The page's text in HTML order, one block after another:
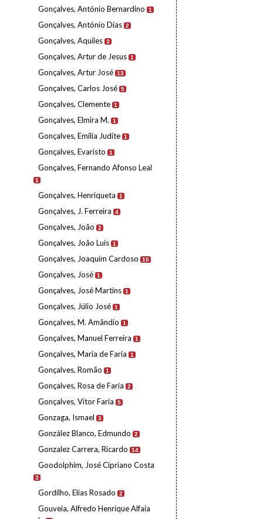
Gonçalves, António Bernardino 1
Gonçalves, António Dias 2
Gonçalves, Aquiles 3
Gonçalves, Artur de Jesus 1
Gonçalves, Artur José 13
Gonçalves, Carlos José 5
Gonçalves, Clemente 1
Gonçalves, Elmira M. 1
Gonçalves, Emília Judite 1
Gonçalves, Evaristo 1
Gonçalves, Fernando Afonso Leal
1
Gonçalves, Henriqueta 1
Gonçalves, J. Ferreira 4
Gonçalves, João 2
Gonçalves, João Luís 1
Gonçalves, Joaquim Cardoso 10
Gonçalves, José 1
Gonçalves, José Martins 1
Gonçalves, Júlio José 1
Gonçalves, M. Amândio 1
Gonçalves, Manuel Ferreira 1
Gonçalves, Maria de Faria 1
Gonçalves, Romão 1
Gonçalves, Rosa de Faria 2
Gonçalves, Vítor Faria 5
Gonzaga, Ismael 3
González Blanco, Edmundo 2
Gonzalez Carrera, Ricardo 14
Goodolphim, José Cipriano Costa
3
Gordilho, Elias Rosado 2
Gouveia, Alfredo Henrique Alfaia